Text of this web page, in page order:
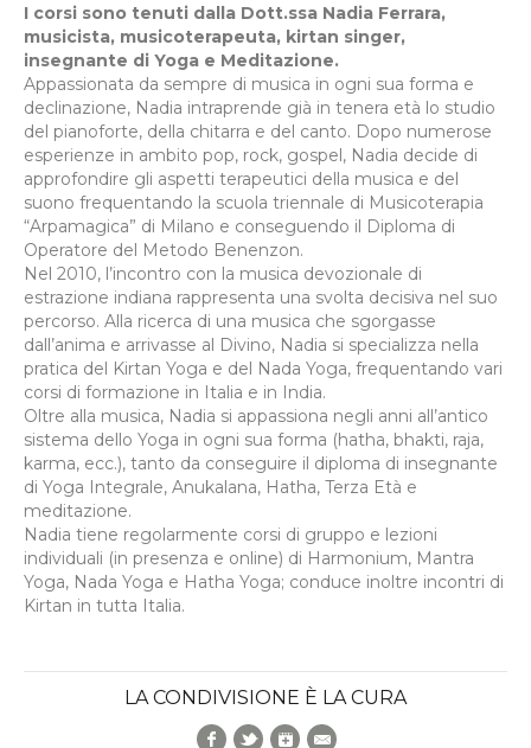
I corsi sono tenuti dalla Dott.ssa Nadia Ferrara,
musicista, musicoterapeuta, kirtan singer,
insegnante di Yoga e Meditazione.
Appassionata da sempre di musica in ogni sua forma e
declinazione, Nadia intraprende già in tenera età lo studio
del pianoforte, della chitarra e del canto. Dopo numerose
esperienze in ambito pop, rock, gospel, Nadia decide di
approfondire gli aspetti terapeutici della musica e del
suono frequentando la scuola triennale di Musicoterapia
“Arpamagica” di Milano e conseguendo il Diploma di
Operatore del Metodo Benenzon.
Nel 2010, l’incontro con la musica devozionale di
estrazione indiana rappresenta una svolta decisiva nel suo
percorso. Alla ricerca di una musica che sgorgasse
dall’anima e arrivasse al Divino, Nadia si specializza nella
pratica del Kirtan Yoga e del Nada Yoga, frequentando vari
corsi di formazione in Italia e in India.
Oltre alla musica, Nadia si appassiona negli anni all’antico
sistema dello Yoga in ogni sua forma (hatha, bhakti, raja,
karma, ecc.), tanto da conseguire il diploma di insegnante
di Yoga Integrale, Anukalana, Hatha, Terza Età e
meditazione.
Nadia tiene regolarmente corsi di gruppo e lezioni
individuali (in presenza e online) di Harmonium, Mantra
Yoga, Nada Yoga e Hatha Yoga; conduce inoltre incontri di
Kirtan in tutta Italia.
LA CONDIVISIONE È LA CURA
Facebook
TwitterGoogle+